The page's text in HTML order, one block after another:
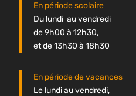
En période scolaire
Du lundi au vendredi
de 9h00 à 12h30,
et de 13h30 à 18h30
En période de vacances
Le lundi au vendredi,